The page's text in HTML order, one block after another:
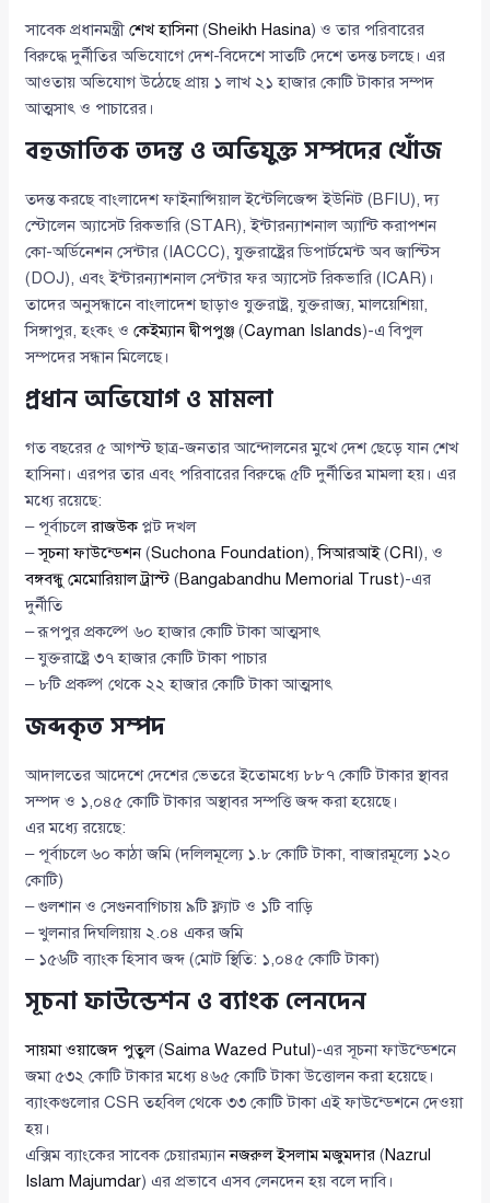
সাবেক প্রধানমন্ত্রীশেখ হাসিনা(Sheikh Hasina) ও তার পরিবারের
বিরুদ্ধে দুর্নীতির অভিযোগে দেশ-বিদেশে সাতটি দেশে তদন্ত চলছে। এর
আওতায় অভিযোগ উঠেছে প্রায় ১ লাখ ২১ হাজার কোটি টাকার সম্পদ
আত্মসাৎ ও পাচারের।
বহুজাতিক তদন্ত ও অভিযুক্ত সম্পদের খোঁজ
তদন্ত করছে বাংলাদেশ ফাইনান্সিয়াল ইন্টেলিজেন্স ইউনিট (BFIU), দ্য
স্টোলেন অ্যাসেট রিকভারি (STAR), ইন্টারন্যাশনাল অ্যান্টি করাপশন
কো-অর্ডিনেশন সেন্টার (IACCC), যুক্তরাষ্ট্রের ডিপার্টমেন্ট অব জাস্টিস
(DOJ), এবং ইন্টারন্যাশনাল সেন্টার ফর অ্যাসেট রিকভারি (ICAR)।
তাদের অনুসন্ধানে বাংলাদেশ ছাড়াও যুক্তরাষ্ট্র, যুক্তরাজ্য, মালয়েশিয়া,
সিঙ্গাপুর, হংকং ওকেইম্যান দ্বীপপুঞ্জ (Cayman Islands)-এ বিপুল
সম্পদের সন্ধান মিলেছে।
প্রধান অভিযোগ ও মামলা
গত বছরের ৫ আগস্ট ছাত্র-জনতার আন্দোলনের মুখে দেশ ছেড়ে যান শেখ
হাসিনা। এরপর তার এবং পরিবারের বিরুদ্ধে ৫টি দুর্নীতির মামলা হয়। এর
মধ্যে রয়েছে:
– পূর্বাচলেরাজউকপ্লট দখল
–সূচনা ফাউন্ডেশন(Suchona Foundation),সিআরআই(CRI ), ও
বঙ্গবন্ধু মেমোরিয়াল ট্রাস্ট (Bangabandhu Memorial Trust)-এর
দুর্নীতি
– রূপপুর প্রকল্পে ৬০ হাজার কোটি টাকা আত্মসাৎ
– যুক্তরাষ্ট্রে ৩৭ হাজার কোটি টাকা পাচার
– ৮টি প্রকল্প থেকে ২২ হাজার কোটি টাকা আত্মসাৎ
জব্দকৃত সম্পদ
আদালতের আদেশে দেশের ভেতরে ইতোমধ্যে ৮৮৭ কোটি টাকার স্থাবর
সম্পদ ও ১,০৪৫ কোটি টাকার অস্থাবর সম্পত্তি জব্দ করা হয়েছে।
এর মধ্যে রয়েছে:
– পূর্বাচলে ৬০ কাঠা জমি (দলিলমূল্যে ১.৮ কোটি টাকা, বাজারমূল্যে ১২০
কোটি)
– গুলশান ও সেগুনবাগিচায় ৯টি ফ্ল্যাট ও ১টি বাড়ি
– খুলনার দিঘলিয়ায় ২.০৪ একর জমি
– ১৫৬টি ব্যাংক হিসাব জব্দ (মোট স্থিতি: ১,০৪৫ কোটি টাকা)
সূচনা ফাউন্ডেশন ও ব্যাংক লেনদেন
সায়মা ওয়াজেদ পুতুল(Saima Wazed Putul )-এর সূচনা ফাউন্ডেশনে
জমা ৫৩২ কোটি টাকার মধ্যে ৪৬৫ কোটি টাকা উত্তোলন করা হয়েছে।
ব্যাংকগুলোর CSR তহবিল থেকে ৩৩ কোটি টাকা এই ফাউন্ডেশনে দেওয়া
হয়।
এক্সিম ব্যাংকের সাবেক চেয়ারম্যাননজরুল ইসলাম মজুমদার (Nazrul
Islam Majumdar) এর প্রভাবে এসব লেনদেন হয় বলে দাবি।